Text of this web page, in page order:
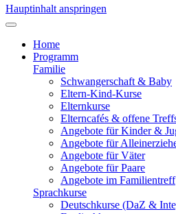
Hauptinhalt anspringen
Home
Programm
Familie
Schwangerschaft & Baby
Eltern-Kind-Kurse
Elternkurse
Elterncafés & offene
Angebote für Kinder &
Angebote für
Angebote für Väter
Angebote für Paare
Angebote im Familientreff
Sprachkurse
Deutschkurse (DaZ &